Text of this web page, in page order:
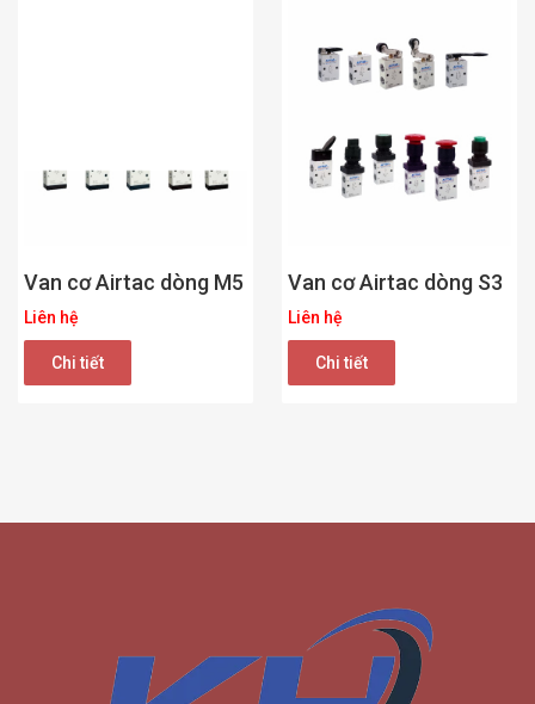
Van cơ Airtac dòng M5
Liên hệ
Chi tiết
Van cơ Airtac dòng S3
Liên hệ
Chi tiết